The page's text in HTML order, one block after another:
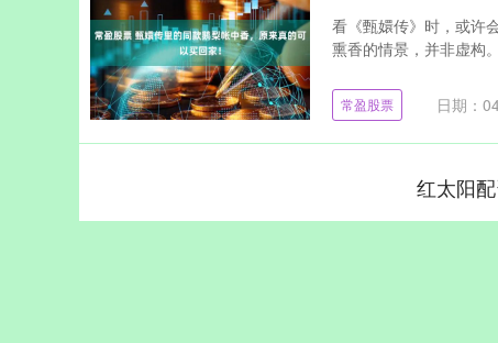
看《甄嬛传》时，或许
熏香的情景，并非虚构
常盈股票 日期：
红太阳